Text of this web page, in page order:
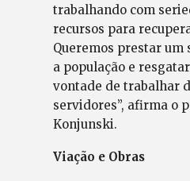
trabalhando com
recursos para
Queremos prestar
a população e
vontade de trabalhar
servidores”, afirma o
Konjunski.
Viação e Obras